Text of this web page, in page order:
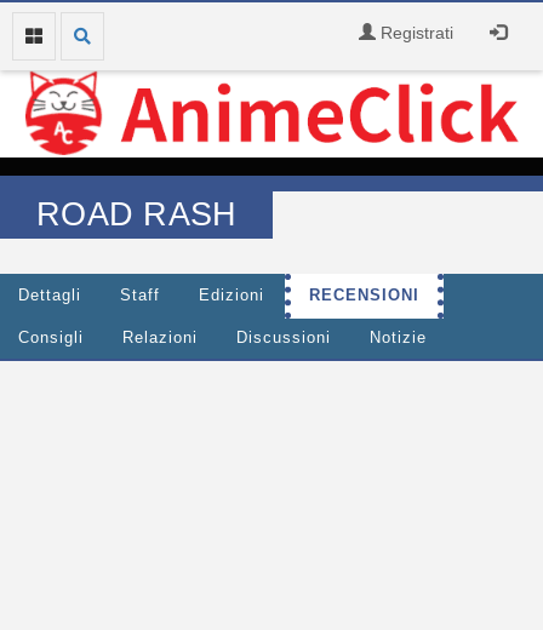
Registrati
ROAD RASH
Dettagli Staff Edizioni RECENSIONI
Consigli Relazioni Discussioni Notizie